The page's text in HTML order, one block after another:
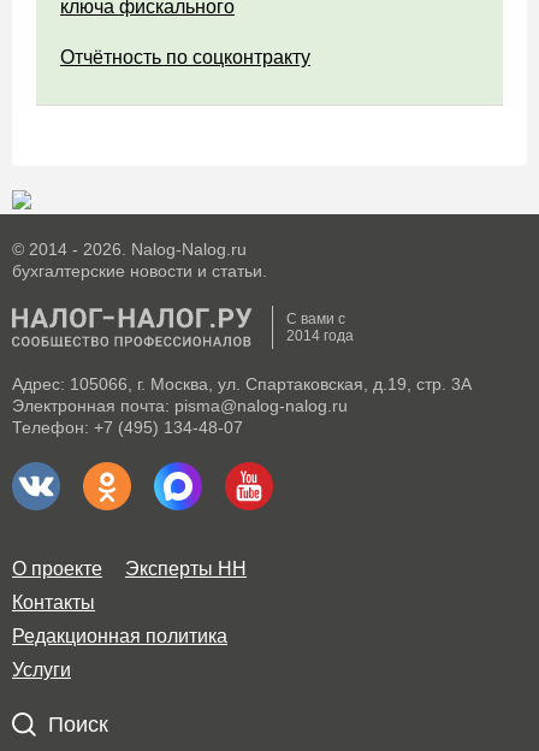
ключа фискального
Отчётность по соцконтракту
© 2014 - 2026. Nalog-Nalog.ru
бухгалтерские новости и статьи.
С вами с
2014 года
Адрес: 105066, г. Москва, ул. Спартаковская, д.19, стр. 3А
Электронная почта: pisma@nalog-nalog.ru
Телефон: +7 (495) 134-48-07
О проекте
Эксперты НН
Контакты
Редакционная политика
Услуги
Поиск